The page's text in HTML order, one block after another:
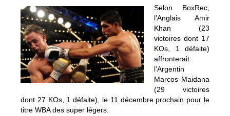
Selon BoxRec,
l’Anglais Amir
Khan (23
victoires dont 17
KOs, 1 défaite)
affronterait
l’Argentin
Marcos Maidana
(29 victoires
dont 27 KOs, 1 défaite), le 11 décembre prochain pour le
titre WBA des super légers.